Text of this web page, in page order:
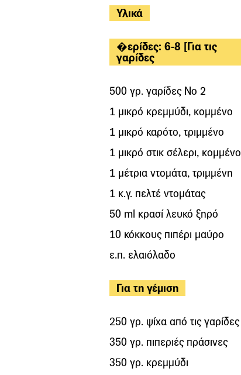
Υλικά
�ερίδες: 6-8 [Για τις
γαρίδες
500 γρ. γαρίδες Νο 2
1 μικρό κρεμμύδι, κομμένο
1 μικρό καρότο, τριμμένο
1 μικρό στικ σέλερι, κομμένο
1 μέτρια ντομάτα, τριμμένη
1 κ.γ. πελτέ ντομάτας
50 ml κρασί λευκό ξηρό
10 κόκκους πιπέρι μαύρο
ε.π. ελαιόλαδο
Για τη γέμιση
250 γρ. ψίχα από τις γαρίδες
350 γρ. πιπεριές πράσινες
350 γρ. κρεμμύδι